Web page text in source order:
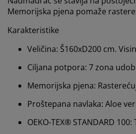
Memorijska pjena pomaže
Karakteristike
Veličina: Š160xD200 cm.
Ciljana potpora: 7 zona
Memorijska pjena:
Proštepana navlaka: Aloe
OEKO-TEX® STANDARD